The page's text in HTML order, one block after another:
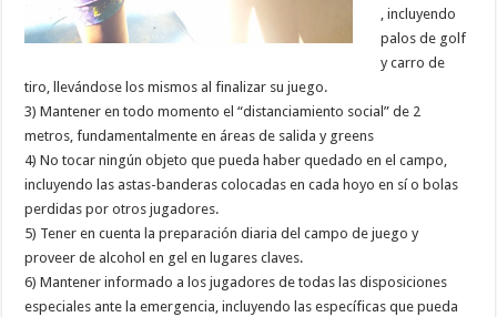
, incluyendo
palos de golf
y carro de
tiro, llevándose los mismos al finalizar su juego.
3) Mantener en todo momento el “distanciamiento social” de 2
metros, fundamentalmente en áreas de salida y greens
4) No tocar ningún objeto que pueda haber quedado en el campo,
incluyendo las astas-banderas colocadas en cada hoyo en sí o bolas
perdidas por otros jugadores.
5) Tener en cuenta la preparación diaria del campo de juego y
proveer de alcohol en gel en lugares claves.
6) Mantener informado a los jugadores de todas las disposiciones
especiales ante la emergencia, incluyendo las específicas que pueda